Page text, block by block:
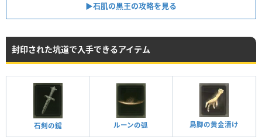
▶︎石肌の黒王の攻略を見る
封印された坑道で入手できるアイテム
石剣の鍵 ルーンの弧 鳥脚の黄金漬け